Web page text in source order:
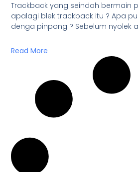
Trackback yang seindah bermain
apalagi blek trackback itu ? Apa
denga pinpong ? Sebelum nyolek
Read More